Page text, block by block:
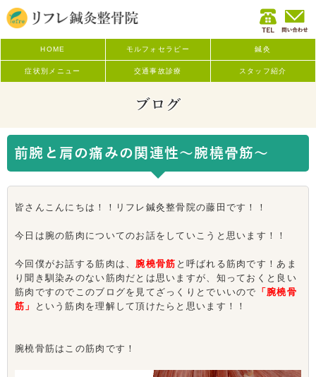
HOME モルフォセラピー 鍼灸
症状別メニュー 交通事故診療 スタッフ紹介
ブログ
前腕と肩の痛みの関連性～腕橈骨筋～
皆さんこんにちは！！リフレ鍼灸整骨院の藤田です！！
今日は腕の筋肉についてのお話をしていこうと思います！！
今回僕がお話する筋肉は、腕橈骨筋 と呼ばれる筋肉です！あま
り聞き馴染みのない筋肉だとは思いますが、知っておくと良い
筋肉ですのでこのブログを見てざっくりとでいいので 「腕橈骨
筋」
という筋肉を理解して頂けたらと思います！！
腕橈骨筋はこの筋肉です！